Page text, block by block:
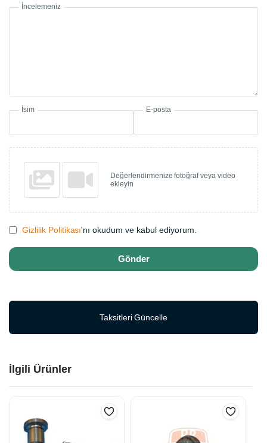
İncelemeniz
İsim E-posta
Değerlendirmenize fotoğraf veya video
ekleyin
Gizlilik Politikası'nı okudum ve kabul ediyorum.
Gönder
Taksitleri Güncelle
İlgili Ürünler